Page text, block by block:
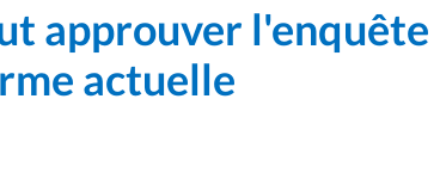
approuver l'enquête
actuelle